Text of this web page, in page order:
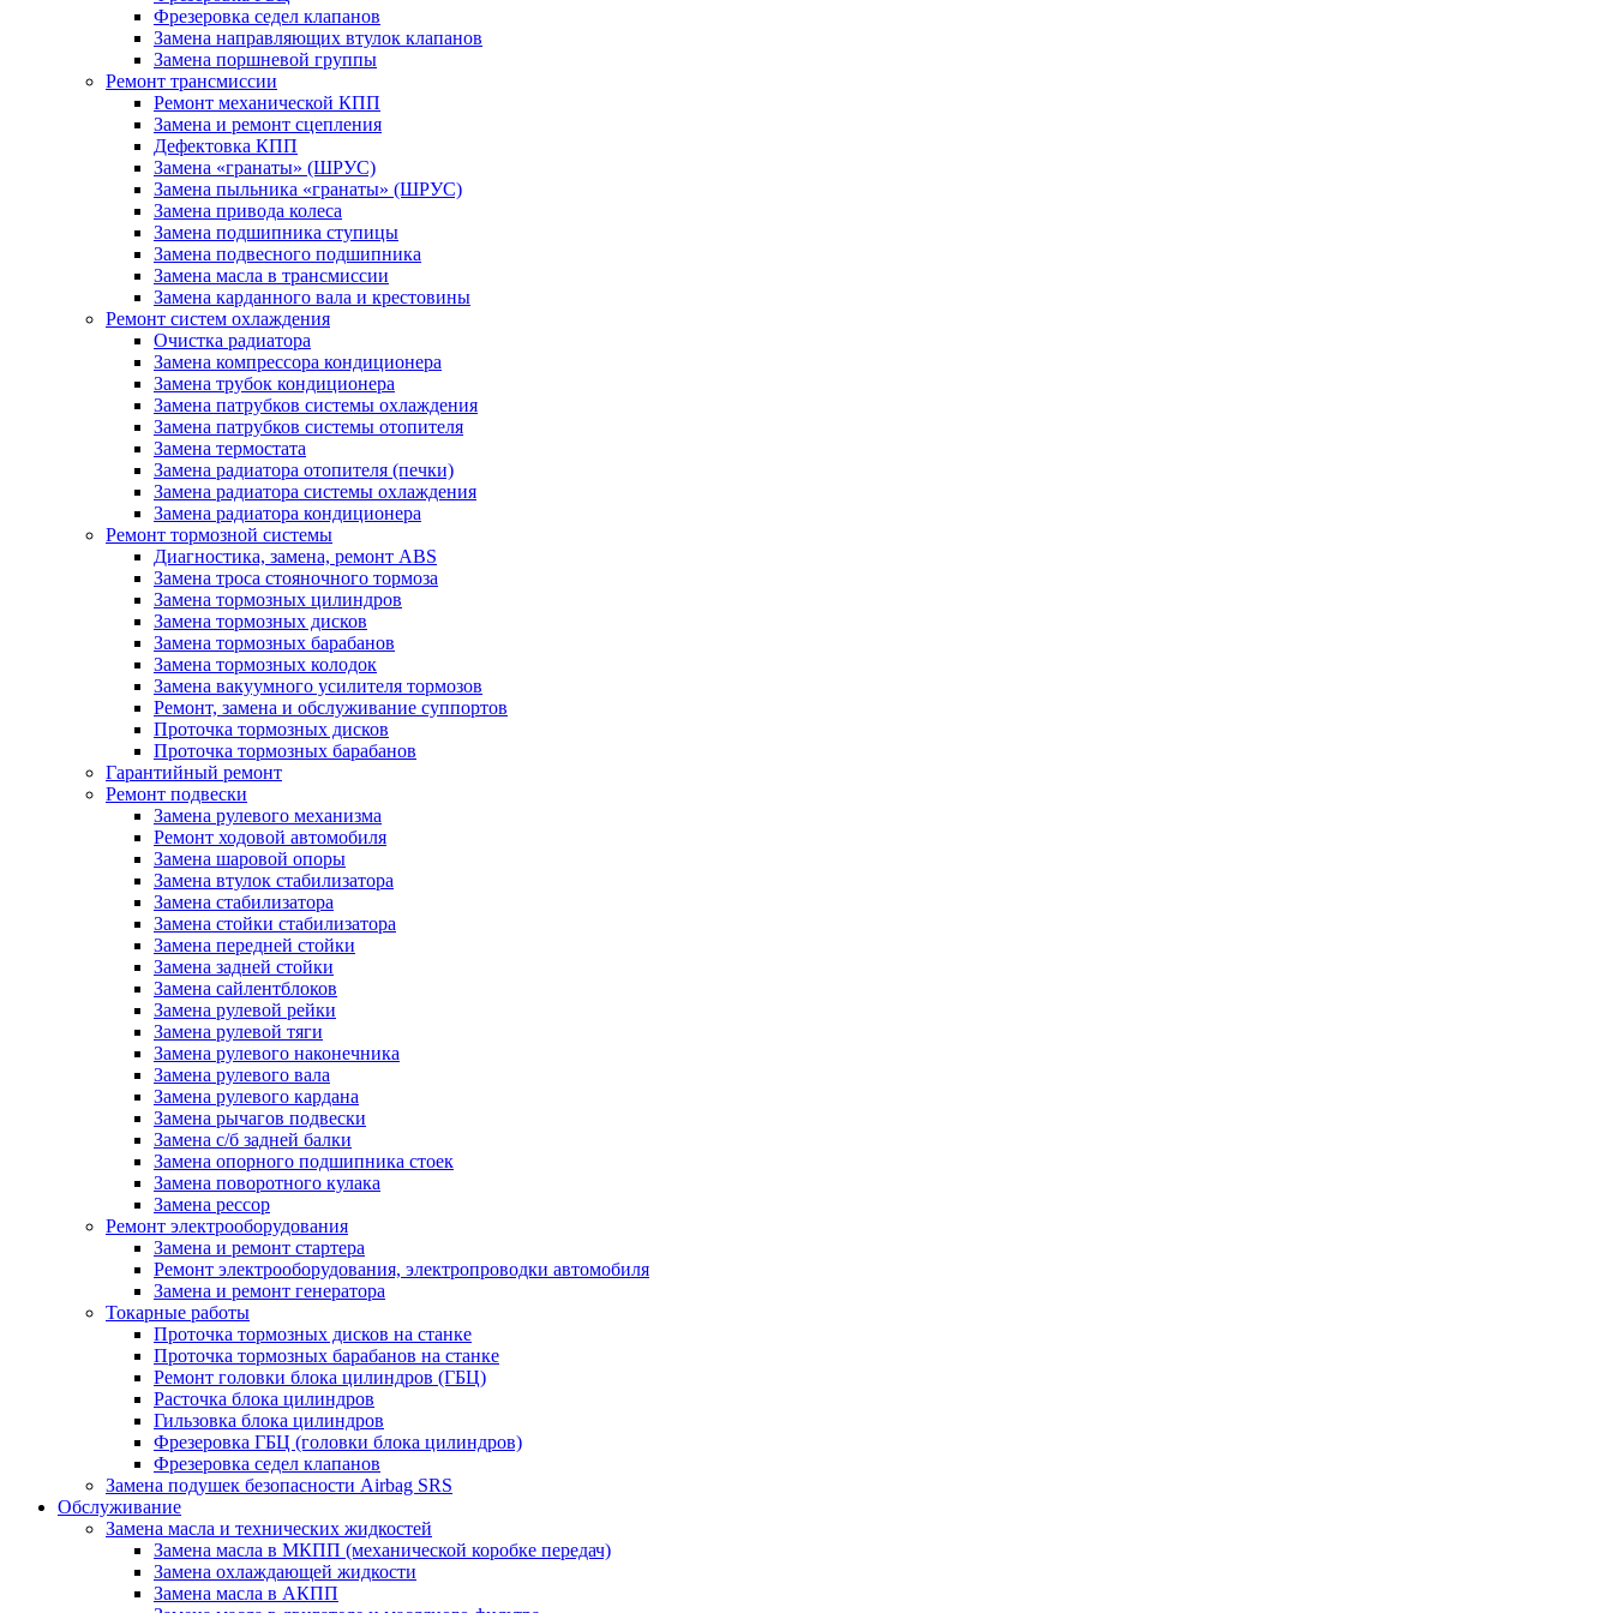
Фрезеровка седел клапанов
Замена направляющих втулок клапанов
Замена поршневой группы
Ремонт трансмиссии
Ремонт механической КПП
Замена и ремонт сцепления
Дефектовка КПП
Замена «гранаты» (ШРУС)
Замена пыльника «гранаты» (ШРУС)
Замена привода колеса
Замена подшипника ступицы
Замена подвесного подшипника
Замена масла в трансмиссии
Замена карданного вала и крестовины
Ремонт систем охлаждения
Очистка радиатора
Замена компрессора кондиционера
Замена трубок кондиционера
Замена патрубков системы охлаждения
Замена патрубков системы отопителя
Замена термостата
Замена радиатора отопителя (печки)
Замена радиатора системы охлаждения
Замена радиатора кондиционера
Ремонт тормозной системы
Диагностика, замена, ремонт ABS
Замена троса стояночного тормоза
Замена тормозных цилиндров
Замена тормозных дисков
Замена тормозных барабанов
Замена тормозных колодок
Замена вакуумного усилителя тормозов
Ремонт, замена и обслуживание суппортов
Проточка тормозных дисков
Проточка тормозных барабанов
Гарантийный ремонт
Ремонт подвески
Замена рулевого механизма
Ремонт ходовой автомобиля
Замена шаровой опоры
Замена втулок стабилизатора
Замена стабилизатора
Замена стойки стабилизатора
Замена передней стойки
Замена задней стойки
Замена сайлентблоков
Замена рулевой рейки
Замена рулевой тяги
Замена рулевого наконечника
Замена рулевого вала
Замена рулевого кардана
Замена рычагов подвески
Замена с/б задней балки
Замена опорного подшипника стоек
Замена поворотного кулака
Замена рессор
Ремонт электрооборудования
Замена и ремонт стартера
Ремонт электрооборудования, электропроводки автомобиля
Замена и ремонт генератора
Токарные работы
Проточка тормозных дисков на станке
Проточка тормозных барабанов на станке
Ремонт головки блока цилиндров (ГБЦ)
Расточка блока цилиндров
Гильзовка блока цилиндров
Фрезеровка ГБЦ (головки блока цилиндров)
Фрезеровка седел клапанов
Замена подушек безопасности Airbag SRS
Обслуживание
Замена масла и технических жидкостей
Замена масла в МКПП (механической коробке передач)
Замена охлаждающей жидкости
Замена масла в АКПП